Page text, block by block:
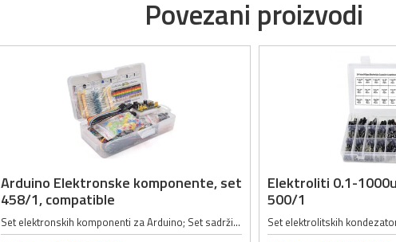
Povezani proizvodi
Arduino Elektronske komponente, set
458/1, compatible
Set elektronskih komponenti za Arduino; Set sadrži 458 komponenti među kojima su:; - 1 x Modul za napajanje (Ulazni napon: 6.5 - 12V ili napajanje preko USB-a, Izlazni napon: 3.3 - 5V, Maksimalna izlazna jačina struje: 700mA); - 1 x...
Elektroliti 0.1-
500/1